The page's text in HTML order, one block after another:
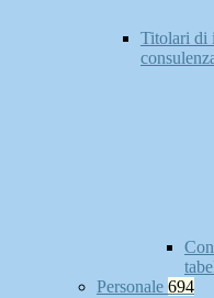
Titolari di
Personale 694